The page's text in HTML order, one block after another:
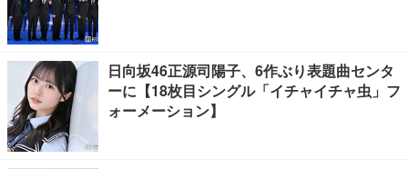
日向坂46正源司陽子、6作ぶり表題曲センタ
ーに【18枚目シングル「イチャイチャ虫」フ
ォーメーション】